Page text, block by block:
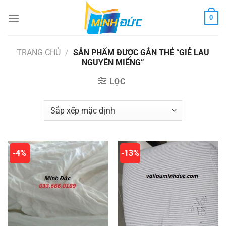
đến
0
TRANG CHỦ / SẢN PHẨM ĐƯỢC GẮN THẺ “GIẺ LAU
NGUYÊN MIẾNG”
LỌC
-4% -13%